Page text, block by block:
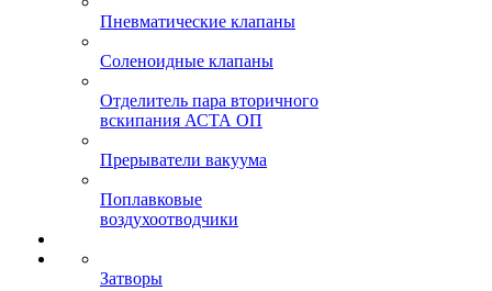
Пневматические клапаны
Соленоидные клапаны
Отделитель пара вторичного
вскипания АСТА ОП
Прерыватели вакуума
Поплавковые
воздухоотводчики
Затворы